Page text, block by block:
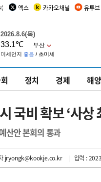
엑스 카카오채널 유튜브
정치 경제 해
국비 확보 ‘사
산안 본회의 통과
jryongk@kookje.co.kr | 입력 :